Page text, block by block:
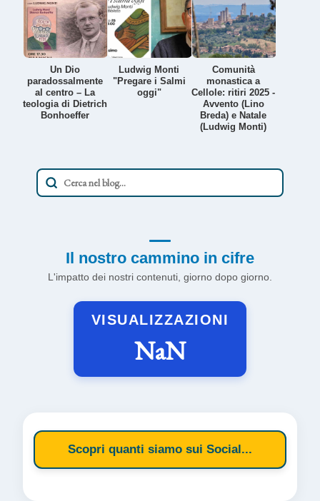
Un Dio
paradossalmente
al centro – La
teologia di Dietrich
Bonhoeffer
Ludwig Monti
"Pregare i Salmi
oggi"
Comunità
monastica a
Cellole: ritiri 2025 -
Avvento (Lino
Breda) e Natale
(Ludwig Monti)
Il nostro cammino in cifre
L'impatto dei nostri contenuti, giorno dopo giorno.
VISUALIZZAZIONI
NaN
Scopri quanti siamo sui Social...